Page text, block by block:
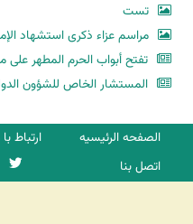
تست
مراسم عزاء ذكرى استشهاد
تفتح أبواب الحرم المطهر على
المستشار الخاص للشؤون
الصفحه الرئیسیه ارتباط
اتصل بنا